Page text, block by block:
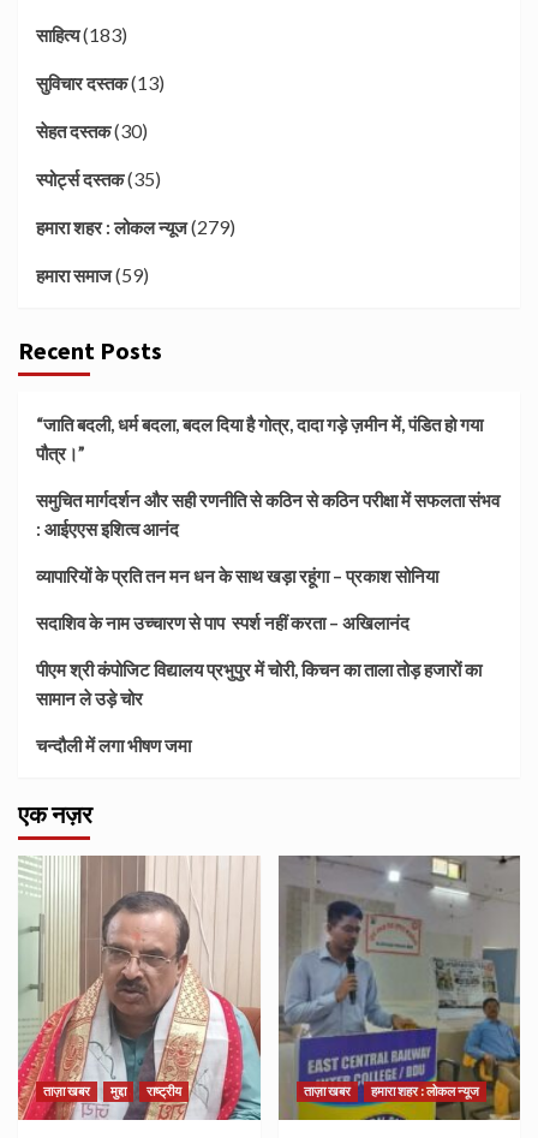
साहित्य(183)
सुविचार दस्तक(13)
सेहत दस्तक(30)
स्पोर्ट्स दस्तक(35)
हमारा शहर : लोकल न्यूज(279)
हमारा समाज(59)
Recent Posts
“जाति बदली, धर्म बदला, बदल दिया है गोत्र, दादा गड़े ज़मीन में, पंडित हो गया
पौत्र।”
समुचित मार्गदर्शन और सही रणनीति से कठिन से कठिन परीक्षा में सफलता संभव
: आईएएस इशित्व आनंद
व्यापारियों के प्रति तन मन धन के साथ खड़ा रहूंगा – प्रकाश सोनिया
सदाशिव के नाम उच्चारण से पाप स्पर्श नहीं करता – अखिलानंद
पीएम श्री कंपोजिट विद्यालय प्रभुपुर में चोरी, किचन का ताला तोड़ हजारों का
सामान ले उड़े चोर
चन्दौली में लगा भीषण जमा
एक नज़र
ताज़ा खबर मुद्दा राष्ट्रीय ताज़ा खबर हमारा शहर : लोकल न्यूज